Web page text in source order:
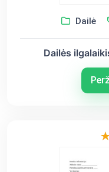
Dailė
Dailės